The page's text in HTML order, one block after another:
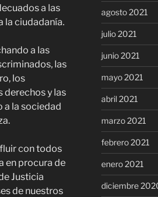
a las
la ciudadanía.
a las
las
los
derechos y las
a la sociedad
con todos
en procura de
Justicia
de nuestros
agosto 2021
julio 2021
junio 2021
mayo 2021
abril 2021
marzo 2021
febrero 2021
enero 2021
diciembre